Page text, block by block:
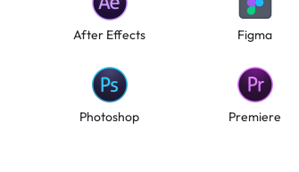
After Effects Figma
Photoshop Premiere